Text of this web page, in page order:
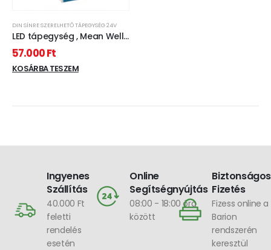
DIN SÍNRE SZERELHETŐ TÁPEGYSÉG 24V
LED tápegység , Mean Well ,
NDR-480-24 , 24 Volt , 480
Watt , DIN sínre szerelhető ,
ipari
57.000Ft
KOSÁRBA TESZEM
Ingyenes
Szállítás
40.000 Ft
feletti
rendelés
esetén
Online
Segítségnyújtás
08:00 - 18:00 óra
között
Biztonságos
Fizetés
Fizess online a
Barion
rendszerén
keresztül